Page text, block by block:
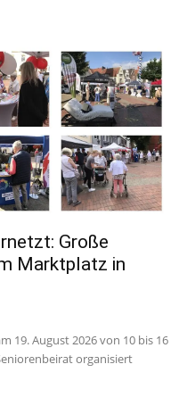
Große
Marktplatz in
19. August 2026 von 10 bis 16
organisiert